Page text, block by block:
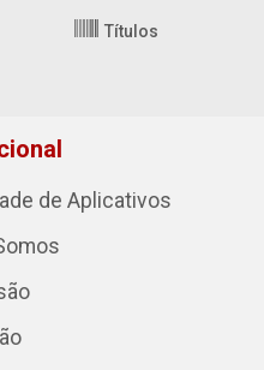
Títulos
de Aplicativos